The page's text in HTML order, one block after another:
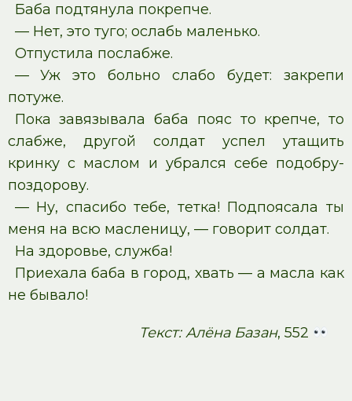
Баба подтянула покрепче.
— Нет, это туго; ослабь маленько.
Отпустила послабже.
— Уж это больно слабо будет: закрепи
потуже.
Пока завязывала баба пояс то крепче, то
слабже, другой солдат успел утащить
кринку с маслом и убрался себе подобру-
поздорову.
— Ну, спасибо тебе, тетка! Подпоясала ты
меня на всю масленицу, — говорит солдат.
На здоровье, служба!
Приехала баба в город, хвать — а масла как
не бывало!
Текст: Алёна Базан, 552